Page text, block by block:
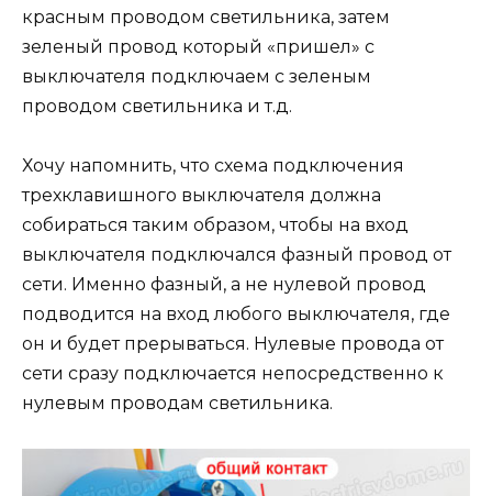
красным проводом светильника, затем
зеленый провод который «пришел» с
выключателя подключаем с зеленым
проводом светильника и т.д.
Хочу напомнить, что схема подключения
трехклавишного выключателя должна
собираться таким образом, чтобы на вход
выключателя подключался фазный провод от
сети. Именно фазный, а не нулевой провод
подводится на вход любого выключателя, где
он и будет прерываться. Нулевые провода от
сети сразу подключается непосредственно к
нулевым проводам светильника.